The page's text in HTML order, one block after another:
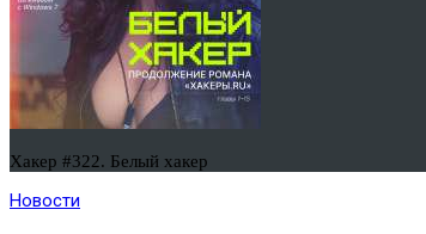
Хакер #322. Белый хакер
Новости